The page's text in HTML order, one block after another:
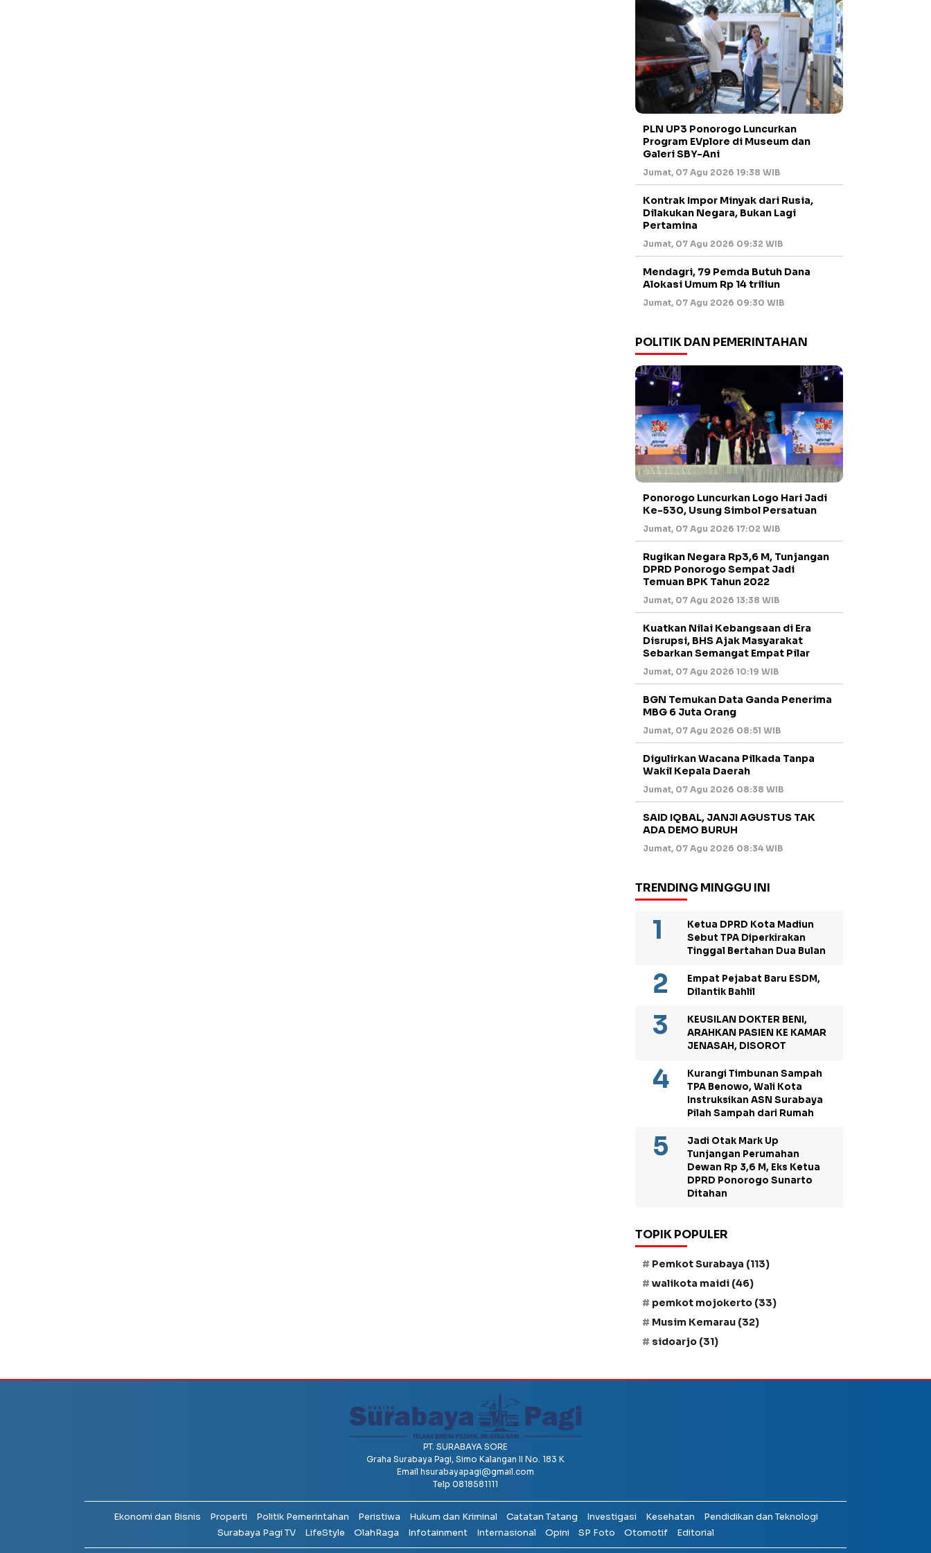
PLN UP3 Ponorogo Luncurkan
Program EVplore di Museum dan
Galeri SBY-Ani
Jumat, 07 Agu 2026 19:38 WIB
Kontrak Impor Minyak dari Rusia,
Dilakukan Negara, Bukan Lagi
Pertamina
Jumat, 07 Agu 2026 09:32 WIB
Mendagri, 79 Pemda Butuh Dana
Alokasi Umum Rp 14 triliun
Jumat, 07 Agu 2026 09:30 WIB
POLITIK DAN PEMERINTAHAN
Ponorogo Luncurkan Logo Hari Jadi
Ke-530, Usung Simbol Persatuan
Jumat, 07 Agu 2026 17:02 WIB
Rugikan Negara Rp3,6 M, Tunjangan
DPRD Ponorogo Sempat Jadi
Temuan BPK Tahun 2022
Jumat, 07 Agu 2026 13:38 WIB
Kuatkan Nilai Kebangsaan di Era
Disrupsi, BHS Ajak Masyarakat
Sebarkan Semangat Empat Pilar
Jumat, 07 Agu 2026 10:19 WIB
BGN Temukan Data Ganda Penerima
MBG 6 Juta Orang
Jumat, 07 Agu 2026 08:51 WIB
Digulirkan Wacana Pilkada Tanpa
Wakil Kepala Daerah
Jumat, 07 Agu 2026 08:38 WIB
SAID IQBAL, JANJI AGUSTUS TAK
ADA DEMO BURUH
Jumat, 07 Agu 2026 08:34 WIB
TRENDING MINGGU INI
Ketua DPRD Kota Madiun
Sebut TPA Diperkirakan
Tinggal Bertahan Dua Bulan
Empat Pejabat Baru ESDM,
Dilantik Bahlil
KEUSILAN DOKTER BENI,
ARAHKAN PASIEN KE KAMAR
JENASAH, DISOROT
Kurangi Timbunan Sampah
TPA Benowo, Wali Kota
Instruksikan ASN Surabaya
Pilah Sampah dari Rumah
Jadi Otak Mark Up
Tunjangan Perumahan
Dewan Rp 3,6 M, Eks Ketua
DPRD Ponorogo Sunarto
Ditahan
TOPIK POPULER
Pemkot Surabaya (113)
walikota maidi (46)
pemkot mojokerto (33)
Musim Kemarau (32)
sidoarjo (31)
PT. SURABAYA SORE
Graha Surabaya Pagi, Simo Kalangan II No. 183 K
Email hsurabayapagi@gmail.com
Telp 0818581111
Ekonomi dan Bisnis Properti Politik Pemerintahan Peristiwa Hukum dan Kriminal Catatan Tatang Investigasi Kesehatan
Pendidikan dan Teknologi
Surabaya Pagi TV
LifeStyle OlahRaga Infotainment Internasional Opini SP Foto Otomotif Editorial